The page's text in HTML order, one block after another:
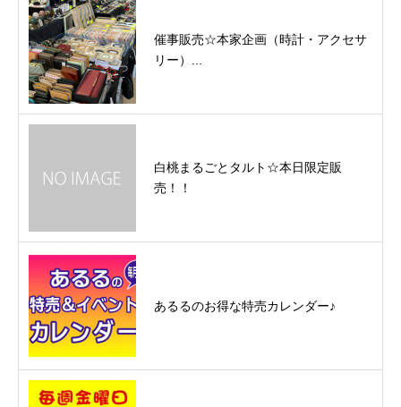
催事販売☆本家企画（時計・アクセサ
リー）...
白桃まるごとタルト☆本日限定販
売！！
あるるのお得な特売カレンダー♪